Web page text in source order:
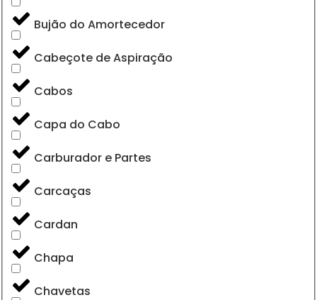
Bujão do Amortecedor
Cabeçote de Aspiração
Cabos
Capa do Cabo
Carburador e Partes
Carcaças
Cardan
Chapa
Chavetas